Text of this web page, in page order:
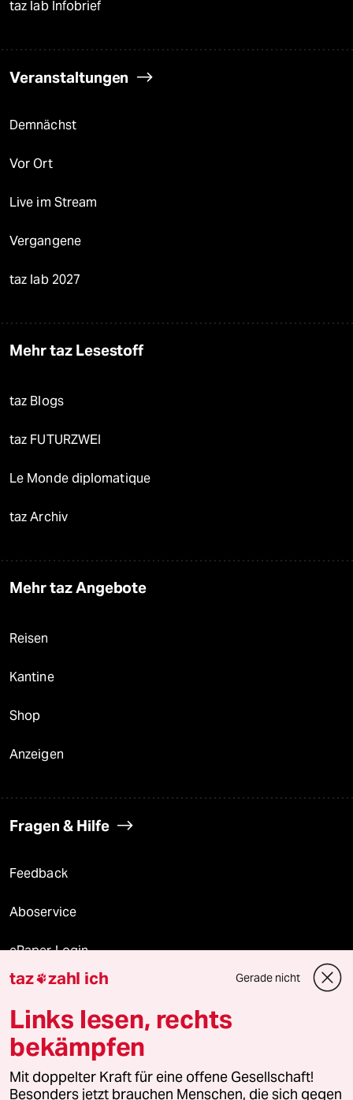
taz lab Infobrief
Veranstaltungen
Demnächst
Vor Ort
Live im Stream
Vergangene
taz lab 2027
Mehr taz Lesestoff
taz Blogs
taz FUTURZWEI
Le Monde diplomatique
taz Archiv
Mehr taz Angebote
Reisen
Kantine
Shop
Anzeigen
Fragen & Hilfe
Feedback
Aboservice
ePaper Login
Downloads für Abonnierende
© 2026 taz Verlags und Vertriebs GmbH
Alle Rechte vorbehalten. Bei rechtlichen Fragen oder für Genehmigungen
wenden Sie sich bitte an
lizenzen@taz.de
taz zahl ich Gerade nicht
Links lesen, rechts
bekämpfen
Mit doppelter Kraft für eine offene Gesellschaft!
Besonders jetzt brauchen Menschen, die sich gegen